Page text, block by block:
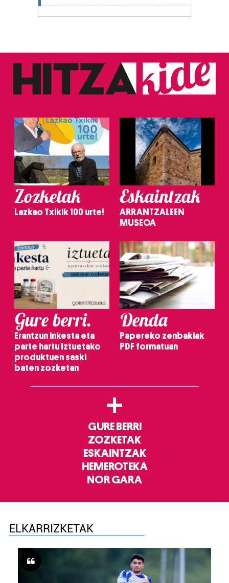
Zozketak
Lazkao Txikik 100 urte!
Eskaintzak
ARRANTZALEEN
MUSEOA
Gure berri.
Erantzun inkesta eta
parte hartu Iztuetako
produktuen saski
baten zozketan
Denda
Papereko zenbakiak
PDF formatuan
+
GURE BERRI
ZOZKETAK
ESKAINTZAK
HEMEROTEKA
NOR GARA
ELKARRIZKETAK